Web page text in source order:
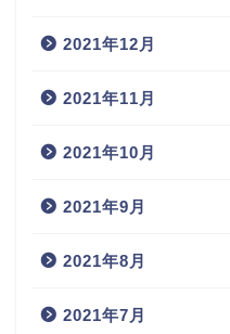
2021年12月
2021年11月
2021年10月
2021年9月
2021年8月
2021年7月